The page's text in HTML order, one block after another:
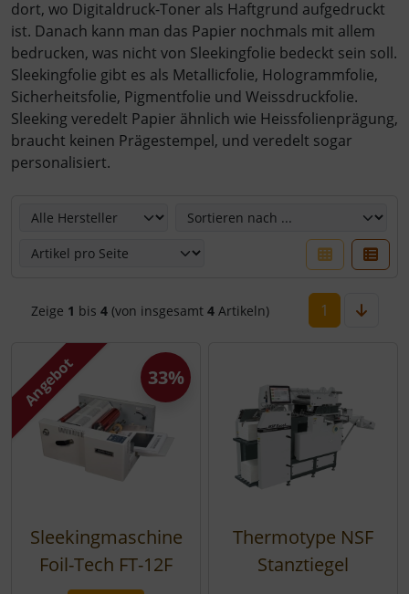
dort, wo Digitaldruck-Toner als Haftgrund aufgedruckt
ist. Danach kann man das Papier nochmals mit allem
bedrucken, was nicht von Sleekingfolie bedeckt sein soll.
Sleekingfolie gibt es als Metallicfolie, Hologrammfolie,
Sicherheitsfolie, Pigmentfolie und Weissdruckfolie.
Sleeking veredelt Papier ähnlich wie Heissfolienprägung,
braucht keinen Prägestempel, und veredelt sogar
personalisiert.
Zeige 1 bis 4(von insgesamt 4Artikeln) 1
Angebot
Sleekingmaschine
Foil-Tech FT-12F
33%
Thermotype NSF
Stanztiegel